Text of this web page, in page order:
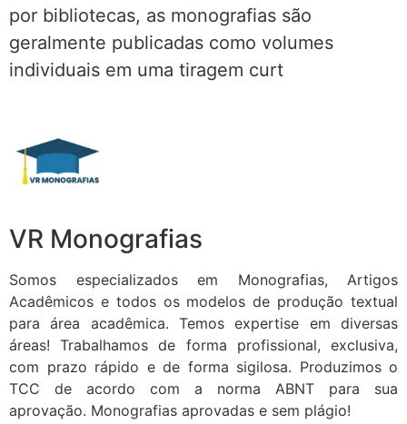
por bibliotecas, as monografias são
geralmente publicadas como volumes
individuais em uma tiragem curt
VR Monografias
Somos especializados em Monografias, Artigos
Acadêmicos e todos os modelos de produção textual
para área acadêmica. Temos expertise em diversas
áreas! Trabalhamos de forma profissional, exclusiva,
com prazo rápido e de forma sigilosa. Produzimos o
TCC de acordo com a norma ABNT para sua
aprovação. Monografias aprovadas e sem plágio!